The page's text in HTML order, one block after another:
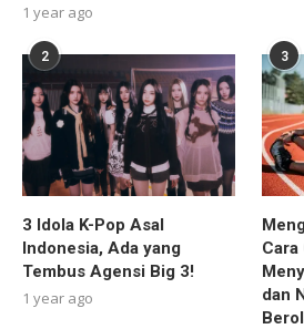
1 year ago
2
3 Idola K-Pop Asal
Indonesia, Ada yang
Tembus Agensi Big 3!
1 year ago
3
Cara
dan